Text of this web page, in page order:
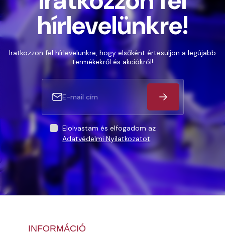
hírlevelünkre!
Iratkozzon fel hírlevelünkre, hogy elsőként értesüljön a legújabb
termékekről és akciókról!
Elolvastam és elfogadom az
Adatvédelmi Nyilatkozatot.
INFORMÁCIÓ